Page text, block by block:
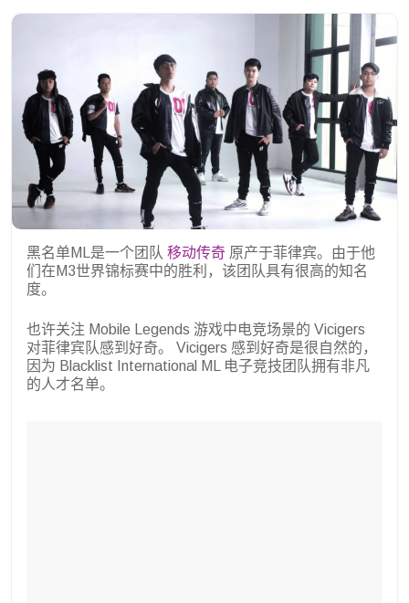
黑名单ML是一个团队 移动传奇 原产于菲律宾。由于他
们在M3世界锦标赛中的胜利，该团队具有很高的知名
度。
也许关注 Mobile Legends 游戏中电竞场景的 Vicigers
对菲律宾队感到好奇。 Vicigers 感到好奇是很自然的，
因为 Blacklist International ML 电子竞技团队拥有非凡
的人才名单。